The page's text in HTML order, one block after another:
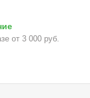
от 3 000 руб.